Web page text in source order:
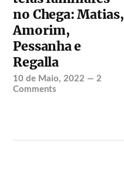
no Chega: Matias,
Amorim,
Pessanha e
Regalla
10 de Maio, 2022 —2
Comments